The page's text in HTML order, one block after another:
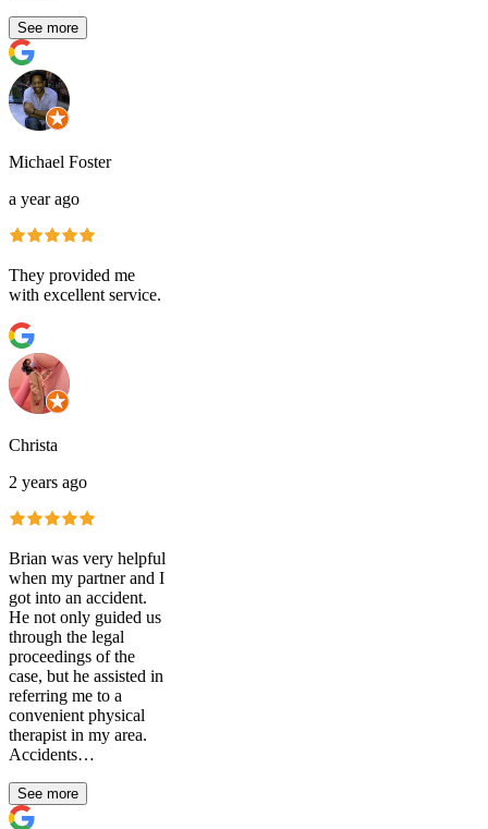
See more
Michael Foster
a year ago
They provided me
with excellent service.
Christa
2 years ago
Brian was very helpful
when my partner and I
got into an accident.
He not only guided us
through the legal
proceedings of the
case, but he assisted in
referring me to a
convenient physical
therapist in my area.
Accidents…
See more